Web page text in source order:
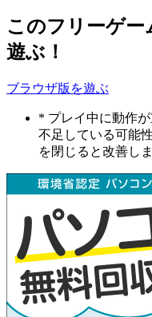
このフリーゲ
遊ぶ！
ブラウザ版を遊ぶ
* プレイ中に動作
不足している可能
を閉じると改善しま